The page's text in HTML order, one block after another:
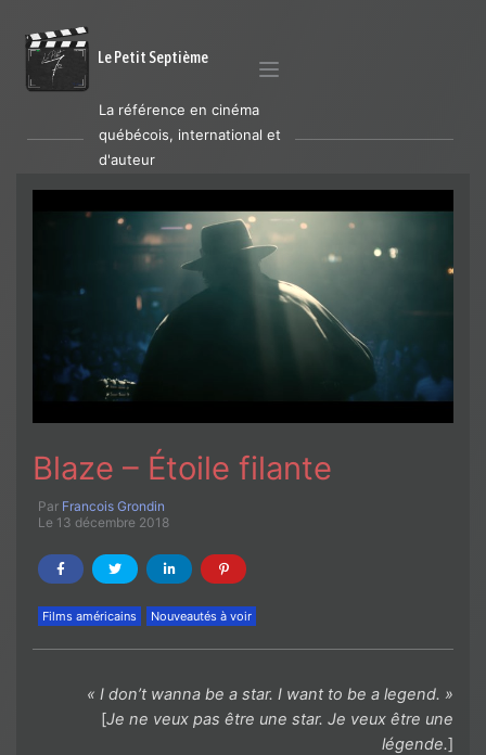
Le Petit Septième
La référence en cinéma
québécois, international et
d'auteur
Blaze – Étoile filante
Par Francois Grondin
Le 13 décembre 2018
Films américains Nouveautés à voir
« I don’t wanna be a star. I want to be a legend. »
[Je ne veux pas être une star. Je veux être une
légende.]